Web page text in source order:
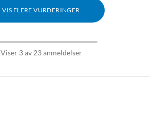
VIS FLERE VURDERINGER
Viser 3 av 23 anmeldelser